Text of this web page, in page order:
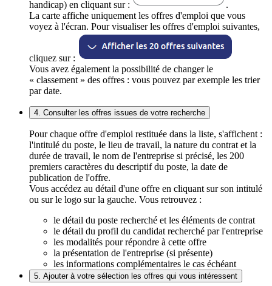
handicap) en cliquant sur :
.
La carte affiche uniquement les offres d'emploi que vous
voyez à l'écran. Pour visualiser les offres d'emploi suivantes,
cliquez sur :
Vous avez également la possibilité de changer le
« classement » des offres : vous pouvez par exemple les trier
par date.
4. Consulter les offres issues de votre recherche
Pour chaque offre d'emploi restituée dans la liste, s'affichent :
l'intitulé du poste, le lieu de travail, la nature du contrat et la
durée de travail, le nom de l'entreprise si précisé, les 200
premiers caractères du descriptif du poste, la date de
publication de l'offre.
Vous accédez au détail d'une offre en cliquant sur son intitulé
ou sur le logo sur la gauche. Vous retrouvez :
le détail du poste recherché et les éléments de contrat
le détail du profil du candidat recherché par l'entreprise
les modalités pour répondre à cette offre
la présentation de l'entreprise (si présente)
les informations complémentaires le cas échéant
5. Ajouter à votre sélection les offres qui vous intéressent